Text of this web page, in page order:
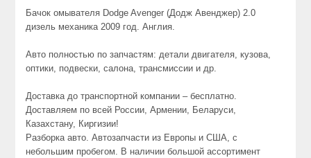
Бачок омывателя Dodge Avenger (Додж Авенджер) 2.0
дизель механика 2009 год. Англия.
Авто полностью по запчастям: детали двигателя, кузова,
оптики, подвески, салона, трансмиссии и др.
Доставка до транспортной компании – бесплатно.
Доставляем по всей России, Армении, Беларуси,
Казахстану, Киргизии!
Разборка авто. Автозапчасти из Европы и США, с
небольшим пробегом. В наличии большой ассортимент